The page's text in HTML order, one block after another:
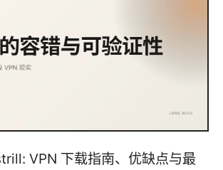
VPN 下载指南、优缺点与最